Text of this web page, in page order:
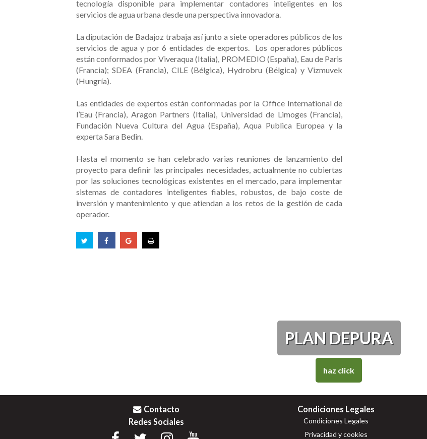
tecnología disponible para implementar contadores inteligentes en los
servicios de agua urbana desde una perspectiva innovadora.
La diputación de Badajoz trabaja así junto a siete operadores públicos de los
servicios de agua y por 6 entidades de expertos. Los operadores públicos
están conformados por Viveraqua (Italia), PROMEDIO (España), Eau de Paris
(Francia); SDEA (Francia), CILE (Bélgica), Hydrobru (Bélgica) y Vizmuvek
(Hungría).
Las entidades de expertos están conformadas por la Office International de
l’Eau (Francia), Aragon Partners (Italia), Universidad de Limoges (Francia),
Fundación Nueva Cultura del Agua (España), Aqua Publica Europea y la
experta Sara Bedin.
Hasta el momento se han celebrado varias reuniones de lanzamiento del
proyecto para definir las principales necesidades, actualmente no cubiertas
por las soluciones tecnológicas existentes en el mercado, para implementar
sistemas de contadores inteligentes fiables, robustos, de bajo coste de
inversión y mantenimiento y que atiendan a los retos de la gestión de cada
operador.
PLAN DEPURA
haz click
Contacto
Redes Sociales
Condiciones Legales
Condiciones Legales
Privacidad y cookies